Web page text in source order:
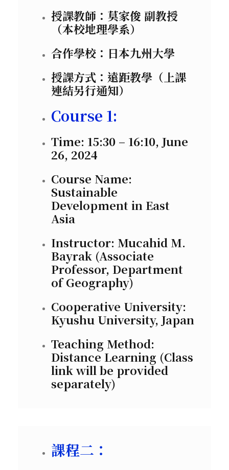
授課教師：莫家俊 副教授
（本校地理學系）
合作學校：日本九州大學
授課方式：遠距教學（上課
連結另行通知）
Course 1:
Time: 15:30 – 16:10, June
26, 2024
Course Name:
Sustainable
Development in East
Asia
Instructor: Mucahid M.
Bayrak (Associate
Professor, Department
of Geography)
Cooperative University:
Kyushu University, Japan
Teaching Method:
Distance Learning (Class
link will be provided
separately)
課程二：